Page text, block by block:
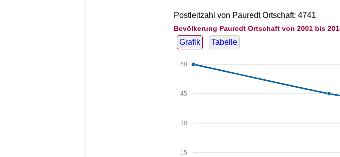
Postleitzahl von Pauredt Ortschaft: 4741
Bevölkerung Pauredt Ortschaft von 2001 bis
Grafik Tabelle
15
30
45
60